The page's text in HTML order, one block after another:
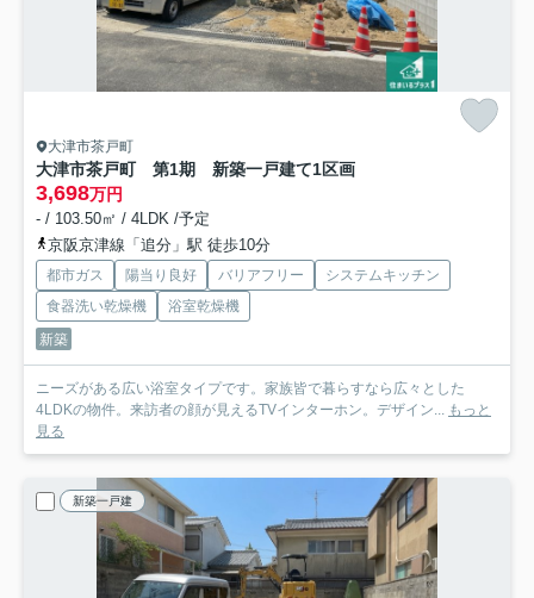
大津市茶戸町
大津市茶戸町 第1期 新築一戸建て1区画
3,698万円
- / 103.50㎡ / 4LDK /予定
京阪京津線「追分」駅 徒歩10分
都市ガス 陽当り良好 バリアフリー
システムキッチン
食器洗い乾燥機
浴室乾燥機
新築
ニーズがある広い浴室タイプです。家族皆で暮らすなら広々とした
4LDKの物件。来訪者の顔が見えるTVインターホン。デザイン... もっと
見る
新築一戸建